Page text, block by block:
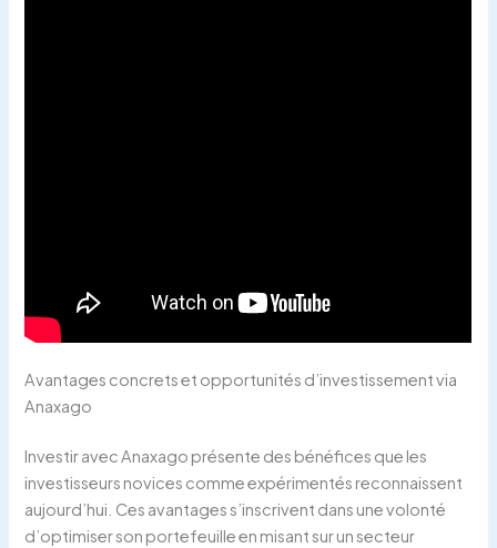
Avantages concrets et opportunités d’investissement via
Anaxago
Investir avec Anaxago présente des bénéfices que les
investisseurs novices comme expérimentés reconnaissent
aujourd’hui. Ces avantages s’inscrivent dans une volonté
d’optimiser son portefeuille en misant sur un secteur